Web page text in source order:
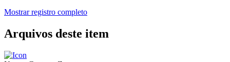
Mostrar registro completo
Arquivos deste item